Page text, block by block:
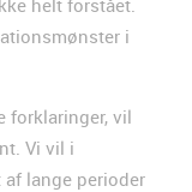
i
forklaringer, vil
Vi vil i
af lange perioder